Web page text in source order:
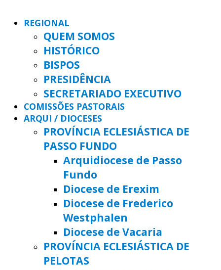
REGIONAL
QUEM SOMOS
HISTÓRICO
BISPOS
PRESIDÊNCIA
SECRETARIADO EXECUTIVO
COMISSÕES PASTORAIS
ARQUI / DIOCESES
PROVÍNCIA ECLESIÁSTICA DE
PASSO FUNDO
Arquidiocese de Passo
Fundo
Diocese de Erexim
Diocese de Frederico
Westphalen
Diocese de Vacaria
PROVÍNCIA ECLESIÁSTICA DE
PELOTAS